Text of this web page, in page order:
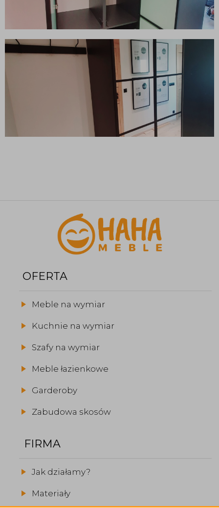
OFERTA
Meble na wymiar
Kuchnie na wymiar
Szafy na wymiar
Meble łazienkowe
Garderoby
Zabudowa skosów
FIRMA
Jak działamy?
Materiały